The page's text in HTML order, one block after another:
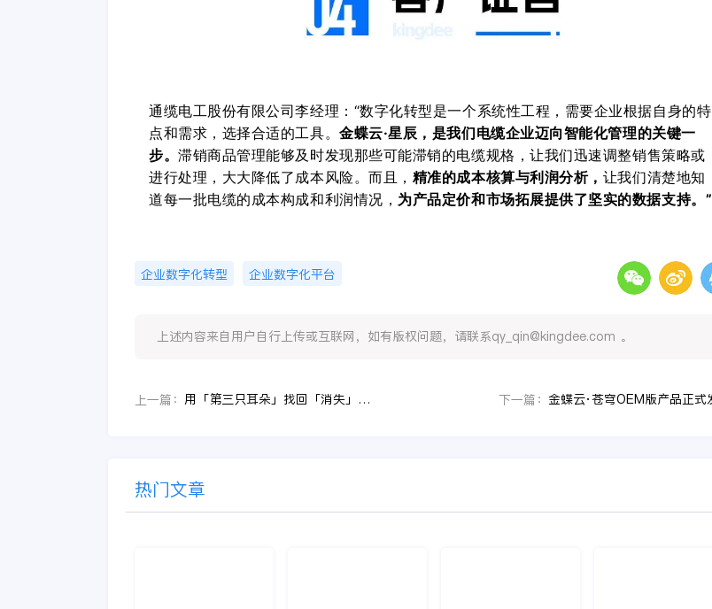
通缆电工股份有限公司李经理：“数字化转型是一个系统性工程，需要企业根据自身的特
点和需求，选择合适的工具。金蝶云·星辰，是我们电缆企业迈向智能化管理的关键一
步。滞销商品管理能够及时发现那些可能滞销的电缆规格，让我们迅速调整销售策略或
进行处理，大大降低了成本风险。而且， 精准的成本核算与利润分析， 让我们清楚地知
道每一批电缆的成本构成和利润情况， 为产品定价和市场拓展提供了坚实的数据支持。”
企业数字化转型 企业数字化平台
上述内容来自用户自行上传或互联网，如有版权问题，请联系qy_qin@kingdee.com 。
上一篇： 用「第三只耳朵」找回「消失」的声音 下一篇：
热门文章